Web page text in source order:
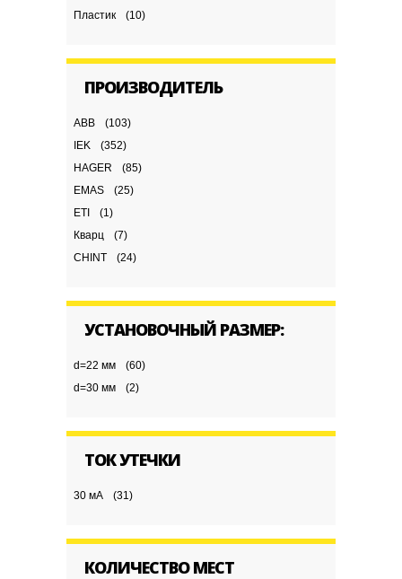
Пластик
(10)
ПРОИЗВОДИТЕЛЬ
ABB
(103)
IEK
(352)
HAGER
(85)
EMAS
(25)
ETI
(1)
Кварц
(7)
CHINT
(24)
УСТАНОВОЧНЫЙ РАЗМЕР:
d=22 мм
(60)
d=30 мм
(2)
ТОК УТЕЧКИ
30 мА (31)
КОЛИЧЕСТВО МЕСТ